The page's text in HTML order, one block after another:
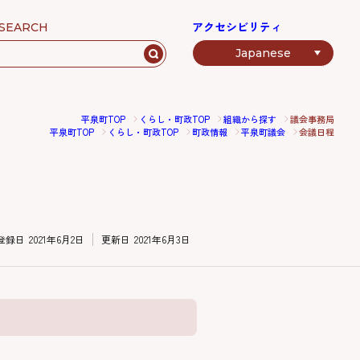
アクセシビリティ
平泉町TOP くらし・町政TOP 組織から探す
議会事務局
平泉町TOP
くらし・町政TOP 町政情報 平泉町議会 会議日程
録日 2021年6月2日 更新日 2021年6月3日